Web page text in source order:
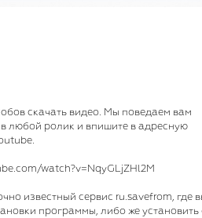
скачать видео. Мы поведаем вам
любой ролик и впишите в адресную
watch?v=NqyGLjZHl2M
известный сервис ru.savefrom, где
программы, либо же установить